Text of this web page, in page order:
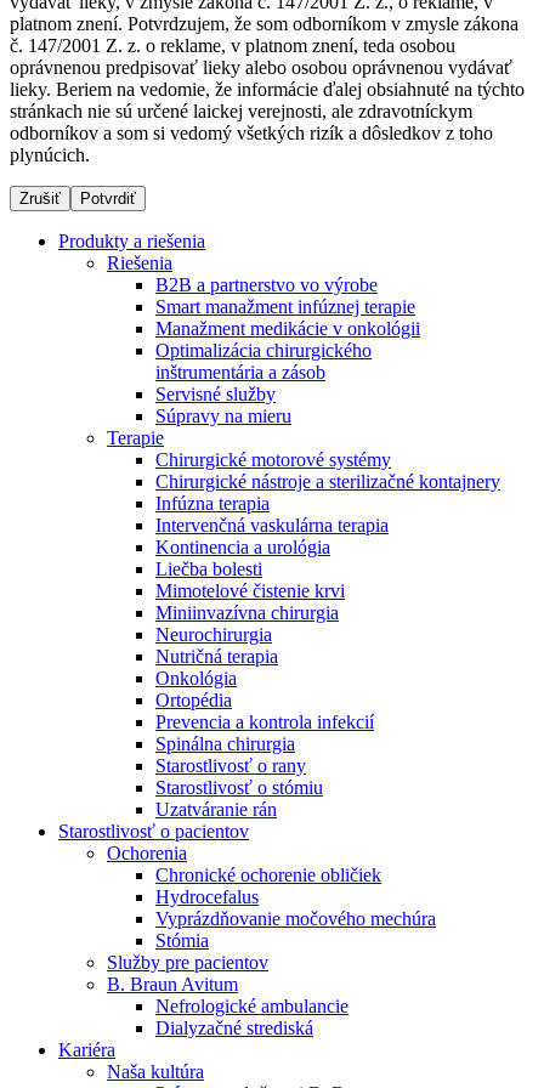
Produktový katalóg​
Objavte naše produkty. ​Navštívte produktový katalóg B.
Braun​ s našim kompletným produktovým portfóliom.​
Dialyzačné strediská
B. Braun Avitum poskytuje kvalitnú dialyzačnú starostlivosť
vo všetkých svojich strediskách na Slovensku. Viac
Nefrologické ambulancie
V nefrologických ambulanciách prevádzkujeme poradenstvo
a prípravu pacientov k jednotlivým metódam náhrady funkcie
obličiek. Zvoľte si mesto, ktoré potrebujete a navštívte nás.
Zostaňte v dialógu s B. Braun. Kontaktujte nás.
platnom znení. Potvrdzujem, že som odborníkom v zmysle zákona
č. 147/2001 Z. z. o reklame, v platnom znení, teda osobou
oprávnenou predpisovať lieky alebo osobou oprávnenou vydávať
lieky. Beriem na vedomie, že informácie ďalej obsiahnuté na týchto
stránkach nie sú určené laickej verejnosti, ale zdravotníckym
odborníkov a som si vedomý všetkých rizík a dôsledkov z toho
plynúcich.
Zrušiť Potvrdiť
Produkty a riešenia
Riešenia
B2B a partnerstvo vo výrobe
Smart manažment infúznej terapie
Manažment medikácie v onkológii
Optimalizácia chirurgického
inštrumentária a zásob
Servisné služby
Súpravy na mieru
Terapie
Chirurgické motorové systémy
Chirurgické nástroje a sterilizačné kontajnery
Infúzna terapia
Intervenčná vaskulárna terapia
Kontinencia a urológia
Liečba bolesti
Mimotelové čistenie krvi
Miniinvazívna chirurgia
Neurochirurgia
Nutričná terapia
Onkológia
Ortopédia
Prevencia a kontrola infekcií
Spinálna chirurgia
Starostlivosť o rany
Starostlivosť o stómiu
Uzatváranie rán
Starostlivosť o pacientov
Ochorenia
Chronické ochorenie obličiek
Hydrocefalus
Vyprázdňovanie močového mechúra
Stómia
Služby pre pacientov
B. Braun Avitum
Nefrologické ambulancie
Dialyzačné strediská
Kariéra
Naša kultúra